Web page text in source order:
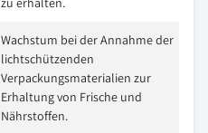
Wachstum bei der Annahme der
lichtschützenden
Verpackungsmaterialien zur
Erhaltung von Frische und
Nährstoffen.